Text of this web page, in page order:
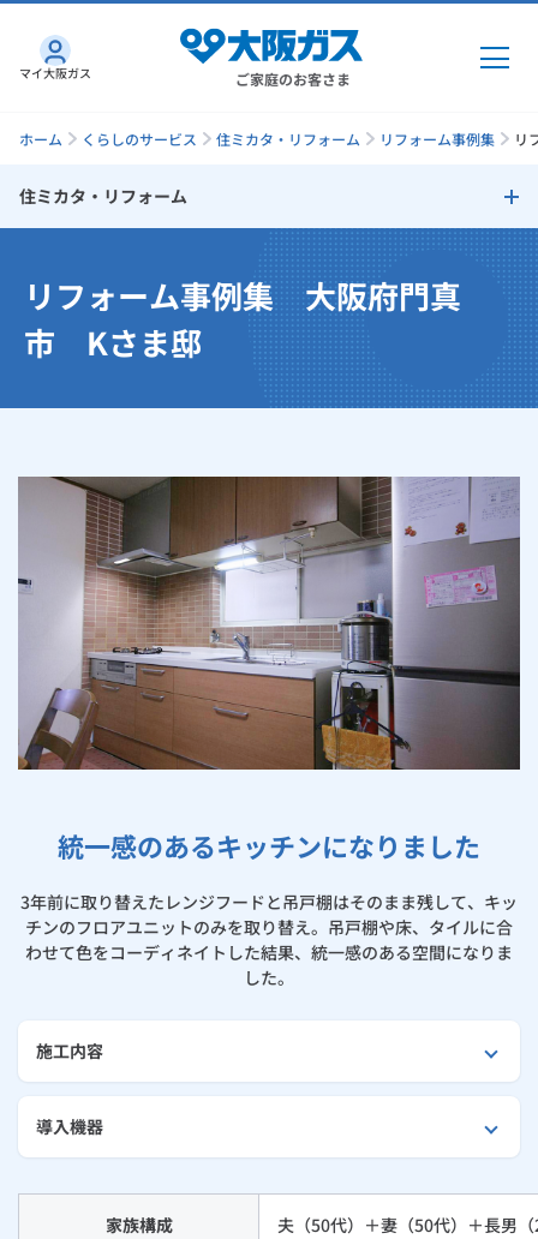
ご家庭のお客さま
ガス・電気 トップ
GAS得プラン
一般料金
「大阪ガスの都市ガス」への切り替えについて
電気トップ
「大阪ガスの電気」が選ばれる理由
電気料金メニュー
お手続きから使用開始までの流れ
太陽光発電余剰電力買取サービス
まとめプラン紹介
ガスと電気の
使用開始
ガスと電気の 使用中止の申込
インターネット
料金プラン
工事・開通までの流れ
通信速度測定
まとめプラン紹介
インターネットのお申込み
機器
キッチン
ガスコンロ
レンジフード
食器洗い乾燥機
バス・洗面
リビング・空調
ガス温水床暖房「ヌック」
取替用ガスコンセント
エネファーム
太陽光発電
警報器・消火器
ぴこぴこ・スマぴこ・けむぴこ
修理
故障診断
エラーコード診断
お近くのガスのお店
定額サービス
らく得リース
ほっ得定額
機器・修理お申込み
くらしのサービス トップ
リフォーム・リノベーション
リフォーム・リノベーショントップ
住ミカタ・リフォーム
安心・安全
住ミカタ・サービス
みるぴこ
便利・おトク
FitDish
めちゃとクーポン
関西おでかけ納税
ハウスクリーニング
お手続き・サポート
お手続き一覧
お客さまサポート
お問い合わせ
お引越しの手続き
ショールーム Daigasコラム
総合TOP 業務用・産業用のお客さま 企業情報
マイ大阪ガス
ホーム くらしのサービス 住ミカタ・リフォーム リフォーム事例集 リ
住ミカタ・リフォーム
リフォームのタイミング
リフォームで失敗しないためのチェックポイント
大阪ガスサービスチェーンだからできる「快適」と「安心」のリ
フォーム
住ミカタ・リフォームが選ばれる理由
大阪ガスのリフォーム事例集
浴室リフォーム
キッチンリフォーム
玄関まわりリフォーム
床下（シロアリ対策）
外壁・屋根リフォーム
リフォーム事例集 大阪府門真
市 Kさま邸
統一感のあるキッチンになりました
3年前に取り替えたレンジフードと吊戸棚はそのまま残して、キッ
チンのフロアユニットのみを取り替え。吊戸棚や床、タイルに合
わせて色をコーディネイトした結果、統一感のある空間になりま
した。
施工内容
導入機器
家族構成 夫（50代）＋妻（50代）＋長男